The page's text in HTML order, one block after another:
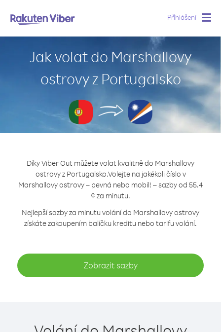
Přihlášení
Jak volat do Marshallovy
ostrovy z Portugalsko
Díky Viber Out můžete volat kvalitně do Marshallovy
ostrovy z Portugalsko.Volejte na jakékoli číslo v
Marshallovy ostrovy – pevná nebo mobil! – sazby od 55.4
¢ za minutu.
Nejlepší sazby za minutu volání do Marshallovy ostrovy
získáte zakoupením balíčku kreditu nebo tarifu volání.
Zobrazit sazby